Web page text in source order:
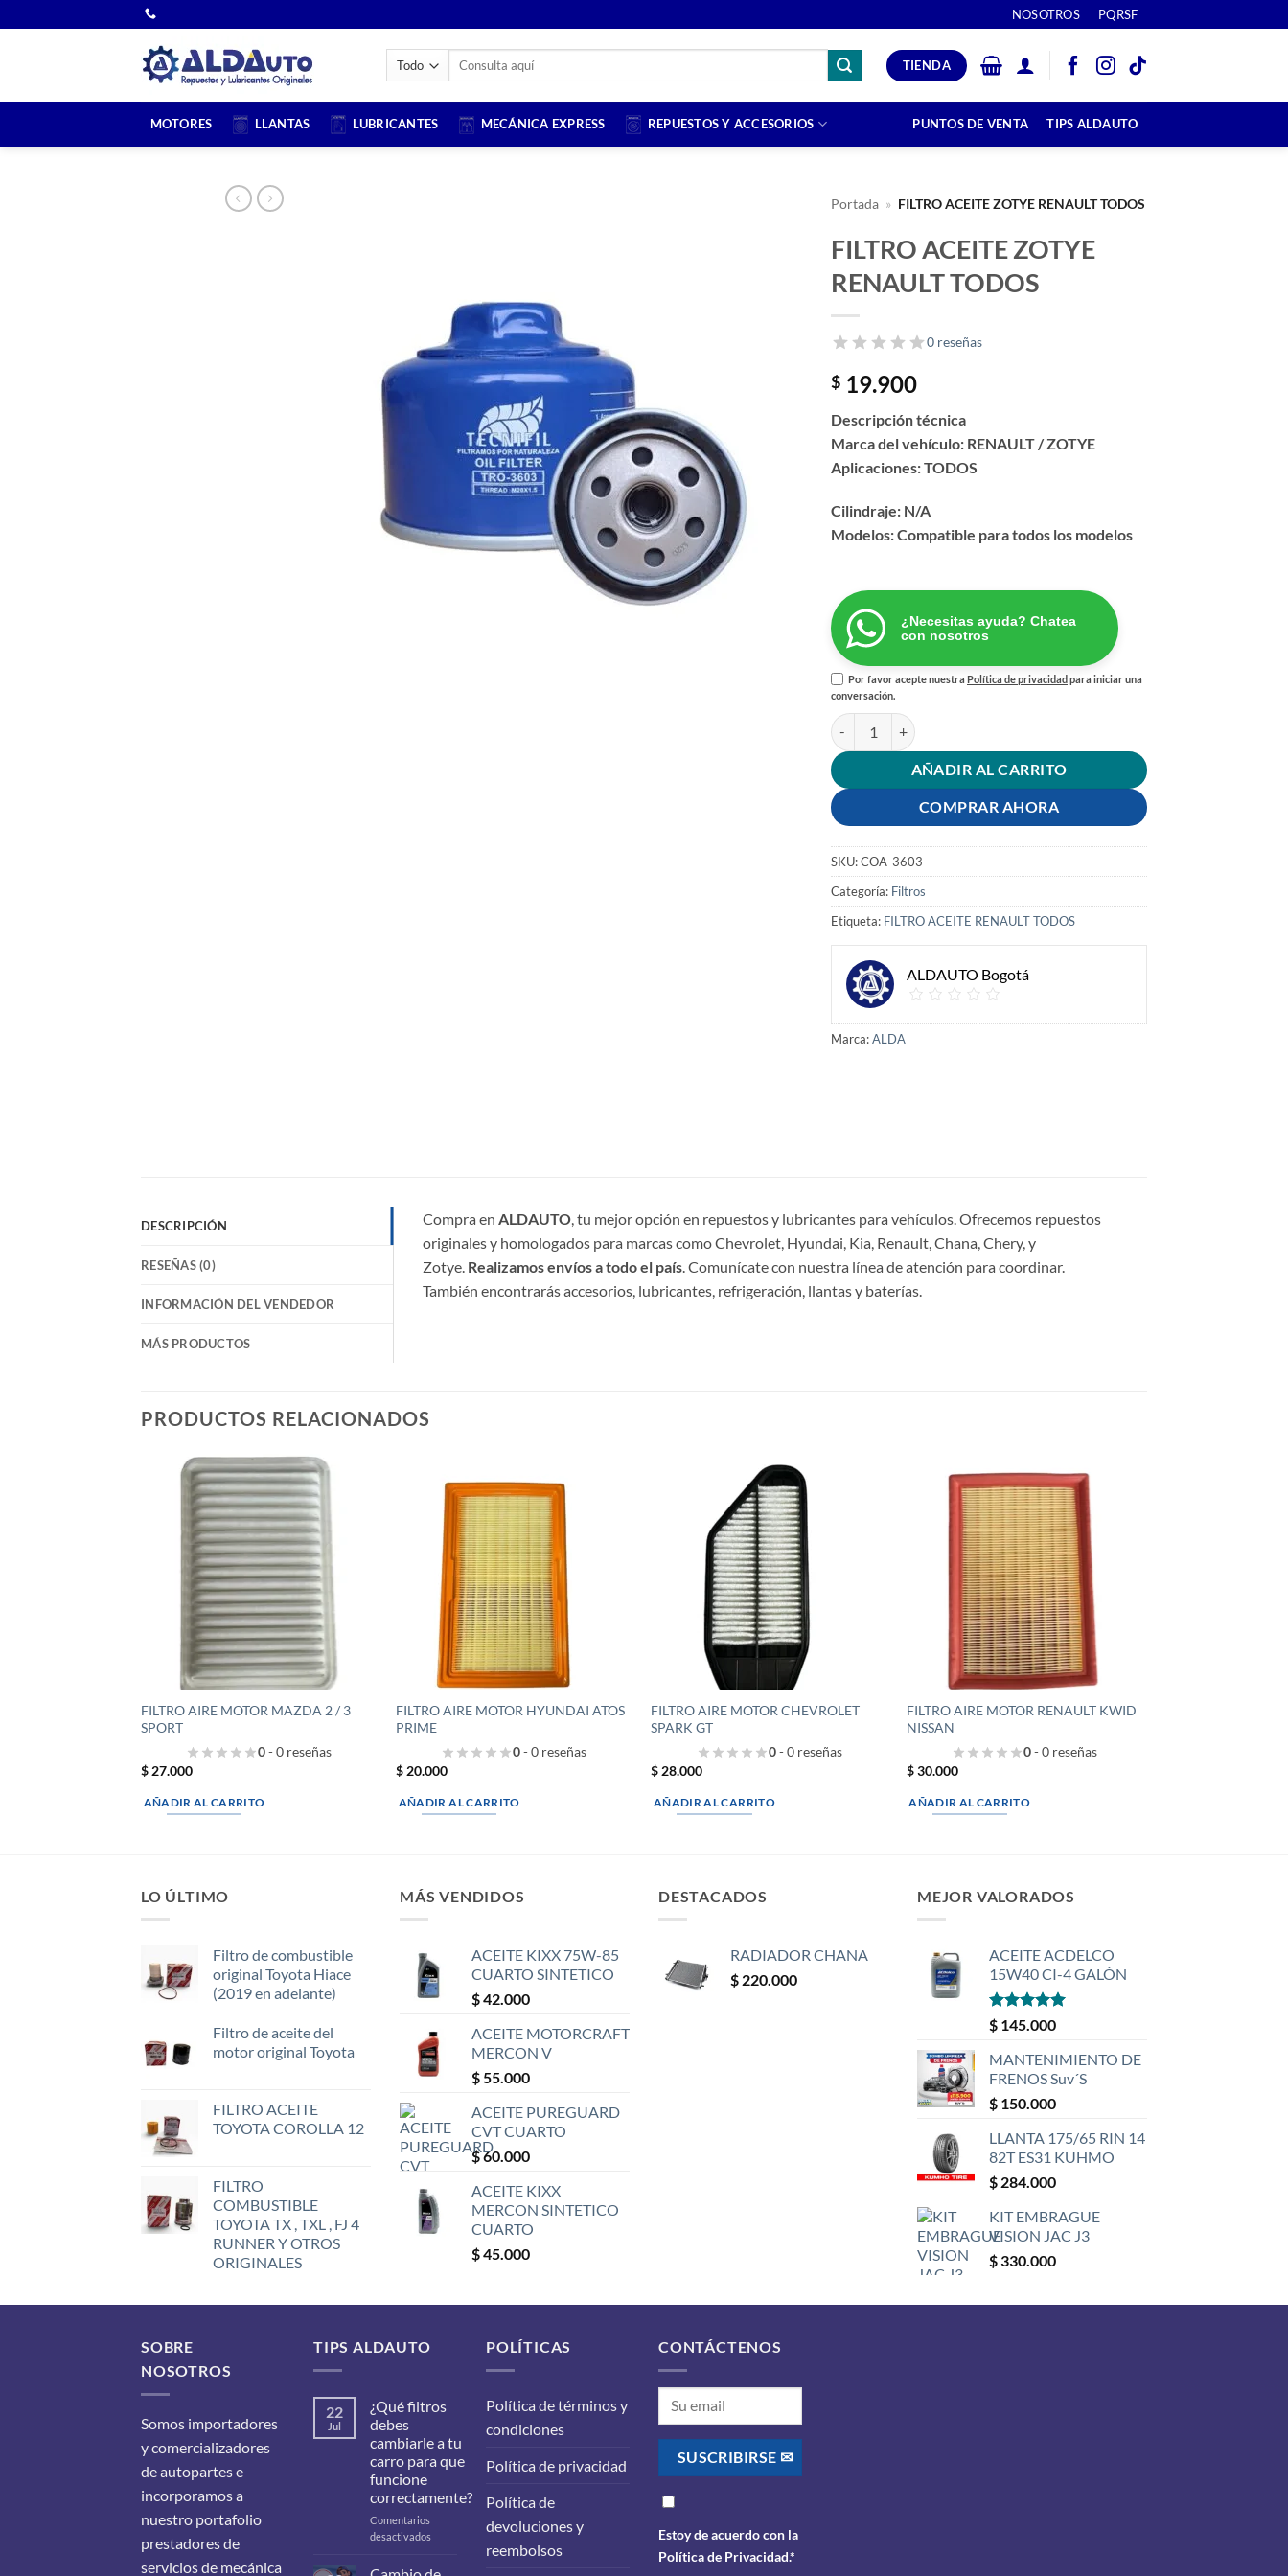
al
NOSOTROS PQRSF
Buscar
TIENDA
MOTORES LLANTAS LUBRICANTES MECÁNICA EXPRESS REPUESTOS Y ACCESORIOS PUNTOS DE VENTA TIPS ALDAUTO
Portada » FILTRO ACEITE ZOTYE RENAULT TODOS
FILTRO ACEITE ZOTYE
RENAULT TODOS
0 reseñas
$ 19.900
Descripción técnica
Marca del vehículo: RENAULT / ZOTYE
Aplicaciones: TODOS
Cilindraje: N/A
Modelos: Compatible para todos los modelos
¿Necesitas ayuda? Chatea
con nosotros
Por favor acepte nuestraPolítica de privacidad para iniciar una
conversación.
FILTRO ACEITE ZOTYE RENAULT TODOS cantidad
AÑADIR AL CARRITO
COMPRAR AHORA
SKU:COA-3603
Categoría: Filtros
Etiqueta: FILTRO ACEITE RENAULT TODOS
ALDAUTO Bogotá
Marca:ALDA
DESCRIPCIÓN
RESEÑAS (0)
INFORMACIÓN DEL VENDEDOR
MÁS PRODUCTOS
Compra en ALDAUTO, tu mejor opción en repuestos y lubricantes para vehículos. Ofrecemos repuestos
originales y homologados para marcas como Chevrolet, Hyundai, Kia, Renault, Chana, Chery, y
Zotye. Realizamos envíos a todo el país. Comunícate con nuestra línea de atención para coordinar.
También encontrarás accesorios, lubricantes, refrigeración, llantas y baterías.
PRODUCTOS RELACIONADOS
FILTRO AIRE MOTOR MAZDA 2 / 3
SPORT
0- 0 reseñas
$27.000
AÑADIR AL CARRITO
FILTRO AIRE MOTOR HYUNDAI ATOS
PRIME
0- 0 reseñas
$ 20.000
AÑADIR AL CARRITO
FILTRO AIRE MOTOR CHEVROLET
SPARK GT
0- 0 reseñas
$ 28.000
AÑADIR AL CARRITO
FILTRO AIRE MOTOR RENAULT KWID
NISSAN
0- 0 reseñas
$30.000
AÑADIR AL CARRITO
LO ÚLTIMO
Filtro de combustible
original Toyota Hiace
(2019 en adelante)
Filtro de aceite del
motor original Toyota
FILTRO ACEITE
TOYOTA COROLLA 12
FILTRO
COMBUSTIBLE
TOYOTA TX , TXL , FJ 4
RUNNER Y OTROS
ORIGINALES
MÁS VENDIDOS
ACEITE KIXX 75W-85
CUARTO SINTETICO
$42.000
ACEITE MOTORCRAFT
MERCON V
$55.000
ACEITE PUREGUARD
CVT CUARTO
$60.000
ACEITE KIXX
MERCON SINTETICO
CUARTO
$45.000
DESTACADOS
RADIADOR CHANA
$ 220.000
MEJOR VALORADOS
ACEITE ACDELCO
15W40 CI-4 GALÓN
Valorado
con
$ 145.000
MANTENIMIENTO DE
FRENOS Suv´S
$ 150.000
LLANTA 175/65 RIN 14
82T ES31 KUHMO
$ 284.000
KIT EMBRAGUE
VISION JAC J3
$ 330.000
SOBRE
NOSOTROS
Somos importadores
y comercializadores
de autopartes e
incorporamos a
nuestro portafolio
prestadores de
servicios de mecánica
TIPS ALDAUTO
22
Jul
¿Qué filtros
debes
cambiarle a tu
carro para que
funcione
correctamente?
Comentarios
desactivados
filtros
POLÍTICAS
Política de términos y
condiciones
Política de privacidad
Política de
devoluciones y
reembolsos
CONTÁCTENOS
Estoy de acuerdo con la
Política de Privacidad.*